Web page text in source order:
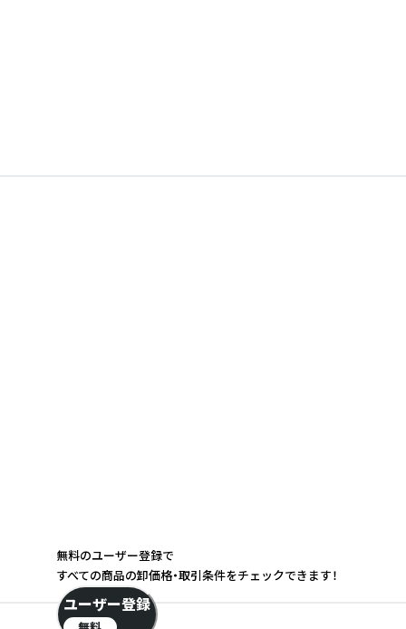
無料のユーザー登録で
すべての商品の卸価格・取引条件をチェックできます！
ユーザー登録